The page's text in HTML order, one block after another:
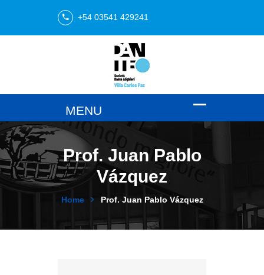
+54 03541 429241
Prof. Juan Pablo
Vázquez
Home Prof. Juan Pablo Vázquez